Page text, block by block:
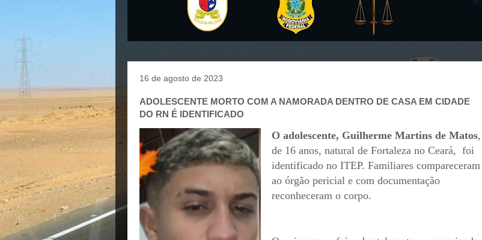
16 de agosto de 2023
ADOLESCENTE MORTO COM A NAMORADA DENTRO DE CASA EM CIDADE
DO RN É IDENTIFICADO
O adolescente, Guilherme Martins de Matos,
de 16 anos, natural de Fortaleza no Ceará, foi
identificado no ITEP. Familiares compareceram
ao órgão pericial e com documentação
reconheceram o corpo.